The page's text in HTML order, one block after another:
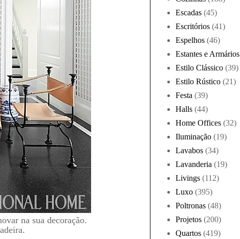
na sua decoração.
Escadas (45)
Escritórios (41)
Espelhos (46)
Estantes e Armários
Estilo Clássico (39)
Estilo Rústico (21)
Festa (39)
Halls (44)
Home Offices (32)
Iluminação (19)
Lavabos (34)
Lavanderia (19)
Livings (112)
Luxo (395)
Poltronas (48)
Projetos (200)
Quartos (419)